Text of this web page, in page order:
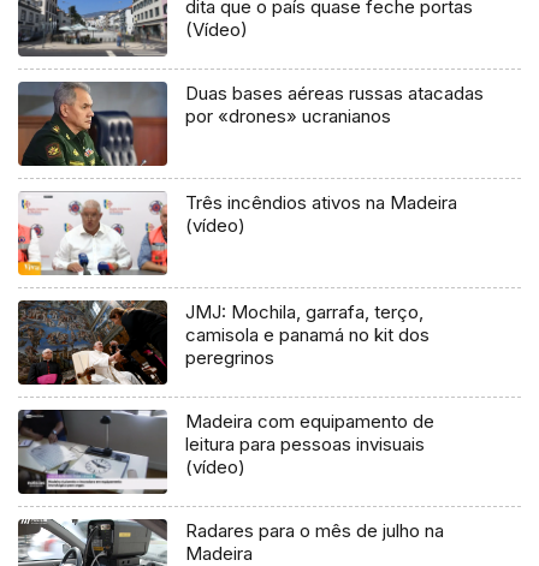
dita que o país quase feche portas
(Vídeo)
Duas bases aéreas russas atacadas
por «drones» ucranianos
Três incêndios ativos na Madeira
(vídeo)
JMJ: Mochila, garrafa, terço,
camisola e panamá no kit dos
peregrinos
Madeira com equipamento de
leitura para pessoas invisuais
(vídeo)
Radares para o mês de julho na
Madeira